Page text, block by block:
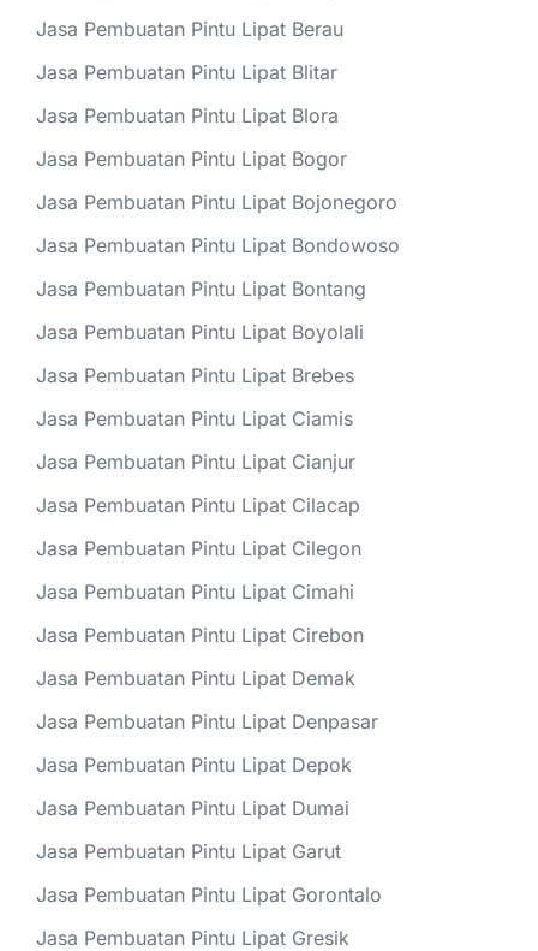
Jasa Pembuatan Pintu Lipat Berau
Jasa Pembuatan Pintu Lipat Blitar
Jasa Pembuatan Pintu Lipat Blora
Jasa Pembuatan Pintu Lipat Bogor
Jasa Pembuatan Pintu Lipat Bojonegoro
Jasa Pembuatan Pintu Lipat Bondowoso
Jasa Pembuatan Pintu Lipat Bontang
Jasa Pembuatan Pintu Lipat Boyolali
Jasa Pembuatan Pintu Lipat Brebes
Jasa Pembuatan Pintu Lipat Ciamis
Jasa Pembuatan Pintu Lipat Cianjur
Jasa Pembuatan Pintu Lipat Cilacap
Jasa Pembuatan Pintu Lipat Cilegon
Jasa Pembuatan Pintu Lipat Cimahi
Jasa Pembuatan Pintu Lipat Cirebon
Jasa Pembuatan Pintu Lipat Demak
Jasa Pembuatan Pintu Lipat Denpasar
Jasa Pembuatan Pintu Lipat Depok
Jasa Pembuatan Pintu Lipat Dumai
Jasa Pembuatan Pintu Lipat Garut
Jasa Pembuatan Pintu Lipat Gorontalo
Jasa Pembuatan Pintu Lipat Gresik